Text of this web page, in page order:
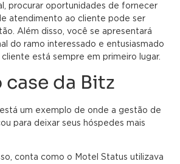
procurar oportunidades de fornecer
atendimento ao cliente pode ser
Além disso, você se apresentará
do ramo interessado e entusiasmado
está sempre em primeiro lugar.
da Bitz
um exemplo de onde a gestão de
para deixar seus hóspedes mais
conta como o Motel Status utilizava